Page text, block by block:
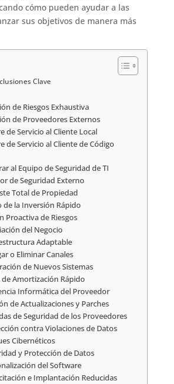
cómo pueden ayudar a las
sus objetivos de manera más
Clave
de Riesgos Exhaustiva
de Proveedores Externos
de Servicio al Cliente Local
de Servicio al Cliente de Código
al Equipo de Seguridad de TI
de Seguridad Externo
Total de Propiedad
de la Inversión Rápido
Proactiva de Riesgos
del Negocio
Adaptable
o Eliminar Canales
de Nuevos Sistemas
de Amortización Rápido
Informática del Proveedor
de Actualizaciones y Parches
de Seguridad de los Proveedores
contra Violaciones de Datos
Cibernéticos
y Protección de Datos
del Software
e Implantación Reducidas